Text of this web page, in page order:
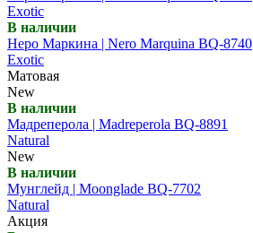
Exotic
В наличии
Неро Маркина | Nero Marquina BQ-8740
Exotic
Матовая
New
В наличии
Мадреперола | Madreperola BQ-8891
Natural
New
В наличии
Мунглейд | Moonglade BQ-7702
Natural
Акция